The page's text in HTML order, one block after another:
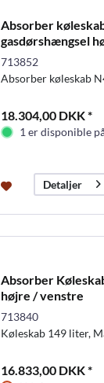
Absorber
gasdørshængsel
713852
Absorber køleskab
18.304,00 DKK *
1 er disponible
Detaljer
Absorber
højre / venstre
713840
Køleskab 149 liter,
16.833,00 DKK *